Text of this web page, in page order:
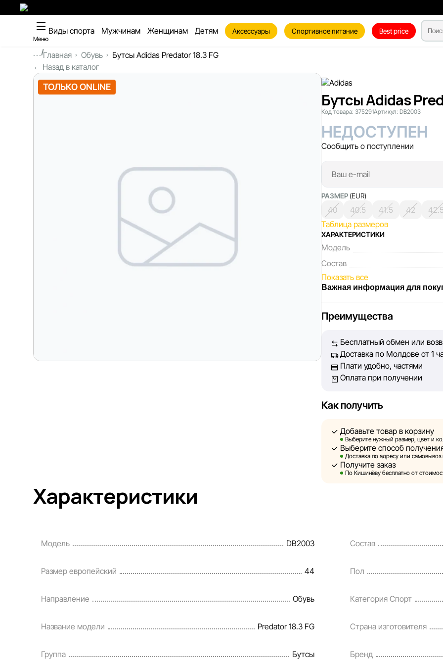
Меню
Виды спорта Мужчинам Женщинам Детям Аксессуары Спортивное питание Best price
...Главная Обувь
Бутсы Adidas Predator 18.3 FG
Назад в каталог
ТОЛЬКО ONLINE
Бутсы Adidas
Код товара: 375291Артикул: DB2003
НЕДОСТУПЕН
Сообщить о поступлении
РАЗМЕР (EUR)
40 40.5 41.5 42 42.5
Таблица размеров
ХАРАКТЕРИСТИКИ
Модель
Состав
Показать все
Важная информация для
Каждый день мы работаем над
Наша цель — обеспечить вас
принять лучшее решение о
Однако, несмотря на
технических ошибок или сбоев.
быть размещены на нашем сайте.
Sportlandia оставляет за собой
предварительного
и потребительские свойства
порядке и без
Наша команда регулярно
Преимущества
Бесплатный обмен или
Доставка по Молдове от 1
Плати удобно, частями
Оплата при получении
Как получить
Добавьте товар в корзину
Выберите нужный размер, цвет и
Выберите способ
Доставка по адресу или самовывоз
Получите заказ
По Кишинёву бесплатно от
Характеристики
Модель DB2003 Состав
Размер европейский 44 Пол
Направление Обувь Категория Спорт
Название модели Predator 18.3 FG Страна изготовителя
Группа Бутсы Бренд